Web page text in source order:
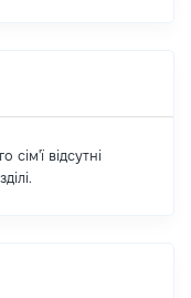
сім'ї відсутні